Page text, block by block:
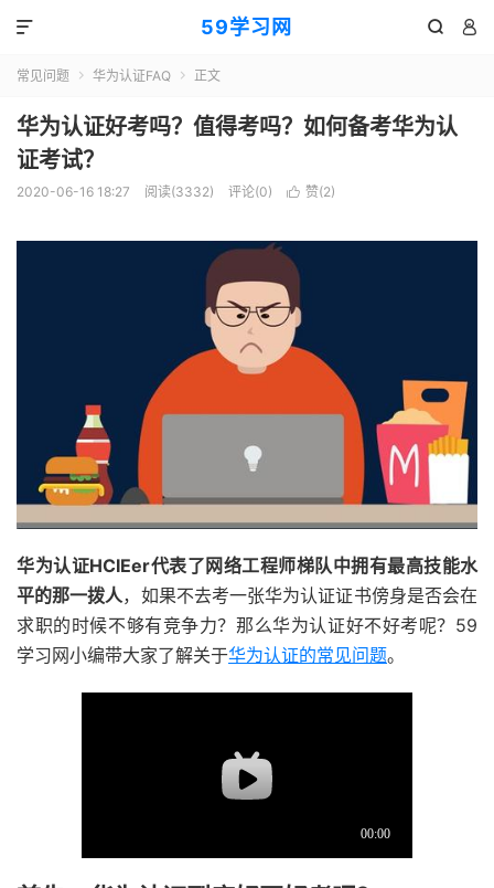
59学习网  

常见问题  华为认证FAQ  正文
华为认证好考吗？值得考吗？如何备考华为认
证考试？
2020-06-16 18:27 阅读(3332) 评论(0)  赞(2)
华为认证HCIEer代表了网络工程师梯队中拥有最高技能水
平的那一拨人，如果不去考一张华为认证证书傍身是否会在
求职的时候不够有竞争力？那么华为认证好不好考呢？59
学习网小编带大家了解关于华为认证的常见问题。